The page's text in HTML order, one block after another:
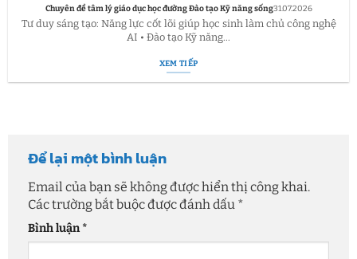
Chuyên đề tâm lý giáo dục học đường Đào tạo Kỹ năng sống31.07.2026
Tư duy sáng tạo: Năng lực cốt lõi giúp học sinh làm chủ công nghệ
AI • Đào tạo Kỹ năng...
XEM TIẾP
Để lại một bình luận
Email của bạn sẽ không được hiển thị công khai.
Các trường bắt buộc được đánh dấu *
Bình luận*